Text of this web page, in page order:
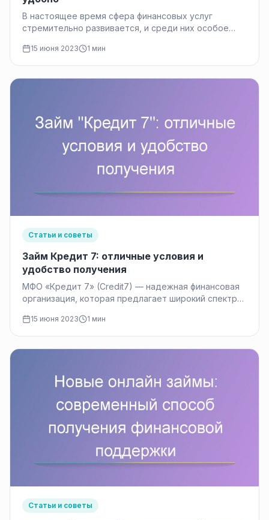
В настоящее время сфера финансовых услуг
стремительно развивается, и среди них особое
15 июня 2023 1 мин
Статьи и советы
Займ Кредит 7: отличные условия и
удобство получения
МФО «Кредит 7» (Credit7) — надежная финансовая
организация, которая предлагает широкий спектр
своей…
15 июня 2023 1 мин
Статьи и советы